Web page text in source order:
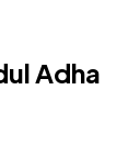
Adha